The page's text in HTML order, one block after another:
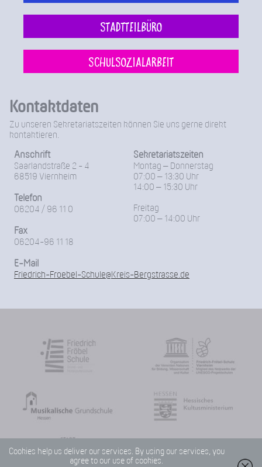
Stadtteilbüro
Schulsozialarbeit
Kontaktdaten
Zu unseren Sekretariatszeiten können Sie uns gerne direkt
kontaktieren.
Anschrift
Saarlandstraße 2 - 4
68519 Viernheim
Telefon
06204 / 96 11 0
Fax
06204-96 11 18
Sekretariatszeiten
Montag – Donnerstag
07:00 – 13:30 Uhr
14:00 – 15:30 Uhr
Freitag
07:00 – 14:00 Uhr
E-Mail
Friedrich-Froebel-Schule@Kreis-Bergstrasse.de
Cookies help us deliver our services. By using our services, you
agree to our use of cookies.